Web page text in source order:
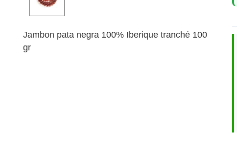
Jambon pata negra 100% Iberique tranché 100
gr